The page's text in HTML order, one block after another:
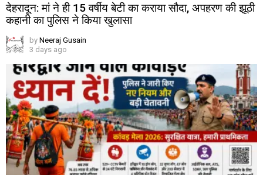
देहरादून: मां ने ही 15 वर्षीय बेटी का कराया सौदा, अपहरण की झूठी
कहानी का पुलिस ने किया खुलासा
by Neeraj Gusain
3 days ago